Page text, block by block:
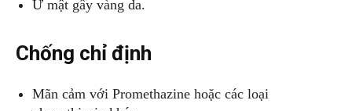
Ứ mật gây vàng da.
Chống chỉ định
Mãn cảm với Promethazine hoặc các loại